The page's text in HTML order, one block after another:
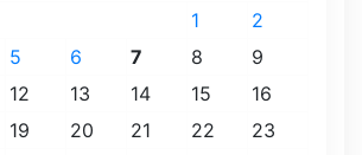
1
2
5 6 7 8
9
12 13 14 15
16
19 20 21 22 23